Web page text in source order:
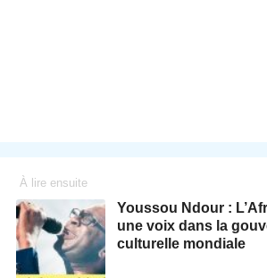
À lire ensuite
Youssou Ndour :
une voix dans la
culturelle mondiale